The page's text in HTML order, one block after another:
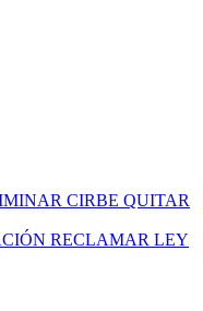
CIRBE QUITAR
RECLAMAR LEY